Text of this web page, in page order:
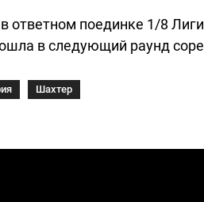
ответном поединке 1/8
в следующий раунд
Шахтер